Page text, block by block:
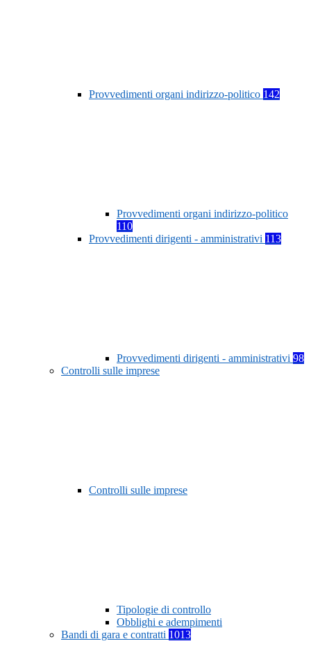
Provvedimenti organi indirizzo-politico 142
Provvedimenti organi indirizzo-politico
110
Provvedimenti dirigenti - amministrativi 113
Provvedimenti dirigenti - amministrativi 98
Controlli sulle imprese
Controlli sulle imprese
Tipologie di controllo
Obblighi e adempimenti
Bandi di gara e contratti 1013